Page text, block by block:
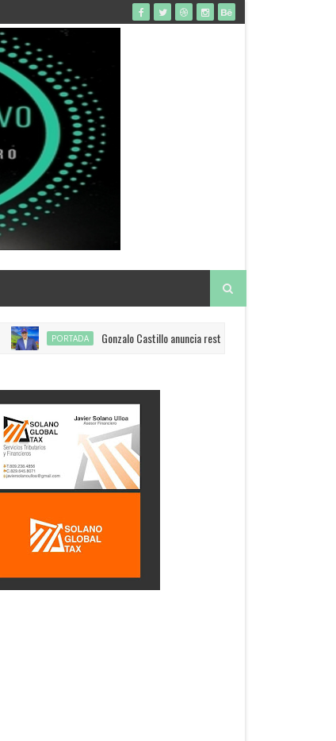
PORTADA Gonzalo Castillo anuncia restitución de visado a EEUU